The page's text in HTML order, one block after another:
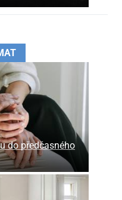
do předčasného